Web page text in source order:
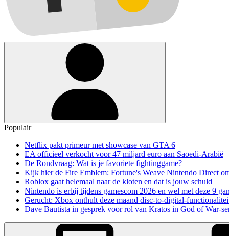
Populair
Netflix pakt primeur met showcase van GTA 6
EA officieel verkocht voor 47 miljard euro aan Saoedi-Arabië
De Rondvraag: Wat is je favoriete fightinggame?
Kijk hier de Fire Emblem: Fortune's Weave Nintendo Direct
Roblox gaat helemaal naar de kloten en dat is jouw schuld
Nintendo is erbij tijdens gamescom 2026 en wel met deze 9
Gerucht: Xbox onthult deze maand disc-to-digital-
Dave Bautista in gesprek voor rol van Kratos in God of War-